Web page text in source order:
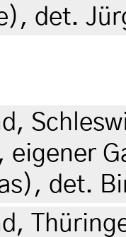
det.
eigener
det.